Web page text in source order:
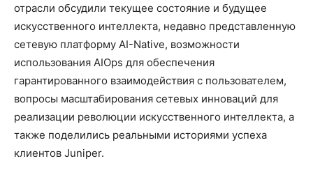
отрасли обсудили текущее состояние и будущее
искусственного интеллекта, недавно представленную
сетевую платформу AI-Native, возможности
использования AIOps для обеспечения
гарантированного взаимодействия с пользователем,
вопросы масштабирования сетевых инноваций для
реализации революции искусственного интеллекта, а
также поделились реальными историями успеха
клиентов Juniper.